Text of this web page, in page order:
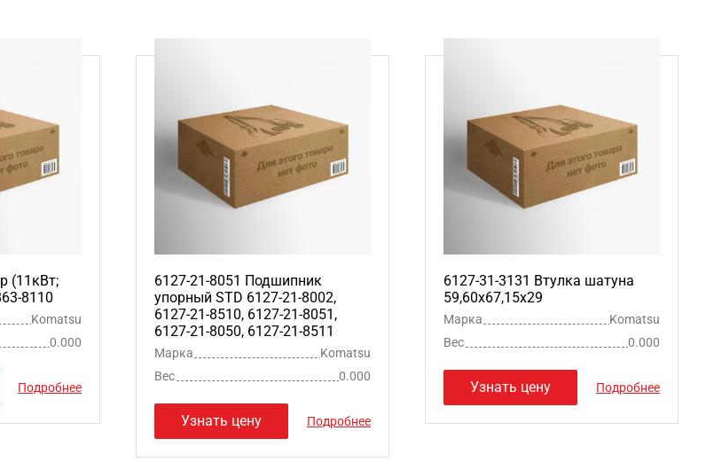
(11кВт;
8110
Komatsu
0.000
Подробнее
6127-21-8051 Подшипник
упорный STD 6127-21-8002,
6127-21-8510, 6127-21-8051,
6127-21-8050, 6127-21-8511
Марка
Komatsu
Вес
0.000
Узнать цену Подробнее
6127-31-3131 Втулка шатуна
59,60х67,15х29
Марка
Komatsu
Вес
0.000
Узнать цену Подробнее